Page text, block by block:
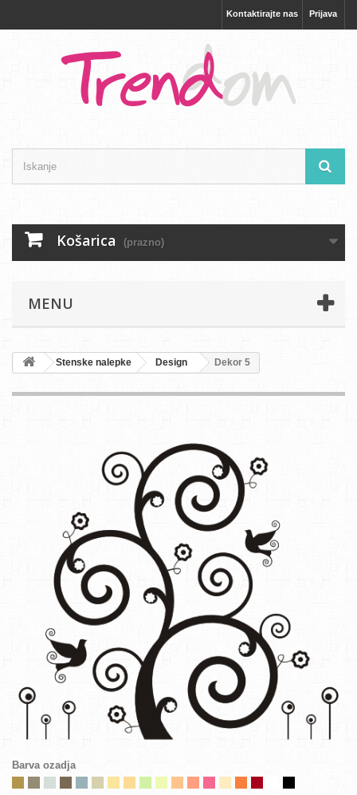
Prijava
Kontaktirajte nas
Košarica (prazno)
MENU
Stenske nalepke Design Dekor 5
Barva ozadja